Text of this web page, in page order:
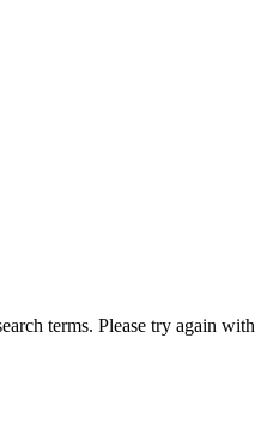
terms. Please try again with